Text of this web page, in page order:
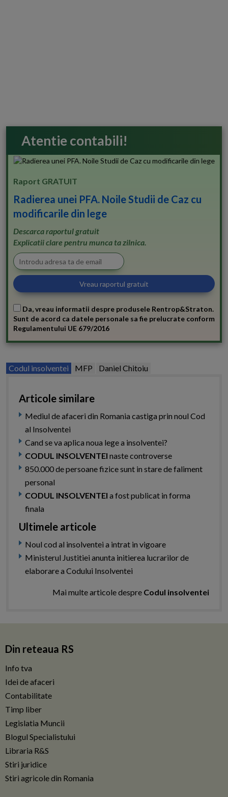
Atentie contabili!
Raport GRATUIT
Radierea unei PFA. Noile Studii de Caz cu
modificarile din lege
Descarca raportul gratuit
Explicatii clare pentru munca ta zilnica.
Da, vreau informatii despre produsele Rentrop&Straton.
Sunt de acord ca datele personale sa fie prelucrate conform
Regulamentului UE 679/2016
Codul insolventei MFP Daniel Chitoiu
Articole similare
Mediul de afaceri din Romania castiga prin noul Cod
al Insolventei
Cand se va aplica noua lege a insolventei?
CODUL INSOLVENTEI naste controverse
850.000 de persoane fizice sunt in stare de faliment
personal
CODUL INSOLVENTEI a fost publicat in forma
finala
Ultimele articole
Noul cod al insolventei a intrat in vigoare
Ministerul Justitiei anunta initierea lucrarilor de
elaborare a Codului Insolventei
Mai multe articole despre Codul insolventei
Din reteaua RS
Info tva
Idei de afaceri
Contabilitate
Timp liber
Legislatia Muncii
Blogul Specialistului
Libraria R&S
Stiri juridice
Stiri agricole din Romania